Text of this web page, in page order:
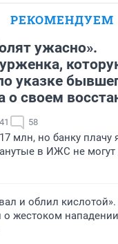
РЕКОМЕНДУЕМ
ужасно».
указке
о своем
58
млн, но банку плачу
в ИЖС не могут
и облил кислотой».
о жестоком